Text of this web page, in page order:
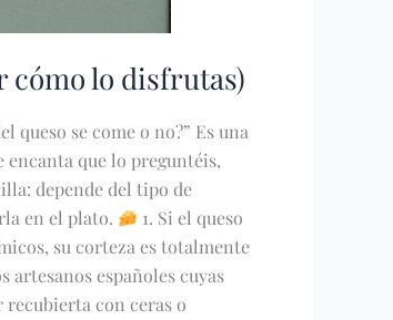
cómo lo disfrutas)
queso se come o no?” Es una
encanta que lo preguntéis,
depende del tipo de
en el plato.
1. Si el queso
su corteza es totalmente
artesanos españoles cuyas
con ceras o